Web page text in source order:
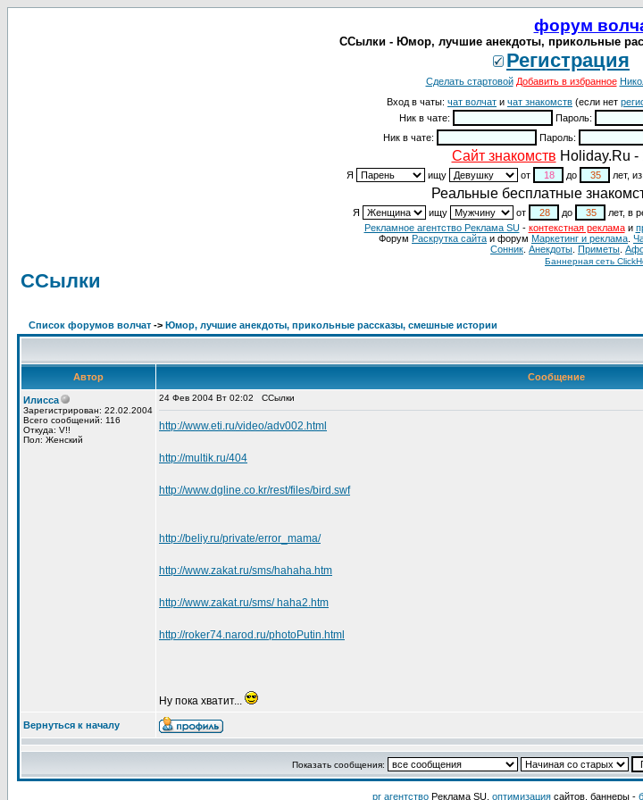
форум
ССылки - Юмор, лучшие анекдоты, прикольные
Регистрация
Сделать стартовой Добавить в избранное
Вход в чаты: чат волчат и чат знакомств (если нет
Ник в чате:
Пароль:
Ник в чате:
Пароль:
Cайт знакомств Holiday.Ru -
Я ищу от до лет,
Реальные бесплатные
Я ищу от до
лет, в
Рекламное агентство Реклама SU- контекстная рекламаи
Форум Раскрутка сайта и форум Маркетинг и реклама
Сонник Анекдоты Приметы
Баннерная сеть
ССылки
Список форумов волчат -> Юмор, лучшие анекдоты, прикольные рассказы, смешные истории
Автор Сообщение
Илисса
Зарегистрирован: 22.02.2004
Всего сообщений: 116
Откуда: V!!
Пол: Женский
24 Фев 2004 Вт 02:02 ССылки
http://www.eti.ru/video/adv002.html
http://multik.ru/404
http://www.dgline.co.kr/rest/files/bird.swf
http://beliy.ru/private/error_mama/
http://www.zakat.ru/sms/hahaha.htm
http://www.zakat.ru/sms/ haha2.htm
http://roker74.narod.ru/photoPutin.html
Ну пока хватит...
Вернуться к началу
Показать сообщения:
pr агентствоРеклама SU, оптимизациясайтов, баннеры -